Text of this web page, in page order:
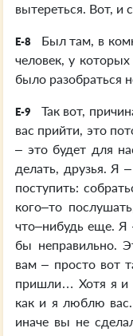
вытереться. Вот, и
E-8
Был там, в
человек, у
было разобраться
E-9
Так вот,
вас прийти, это
– это будет для
делать, друзья. Я
поступить:
кого–то
что–нибудь еще. Я
бы неправильно.
вам – просто вот
пришли… Хотя я и
как и я люблю
иначе вы не